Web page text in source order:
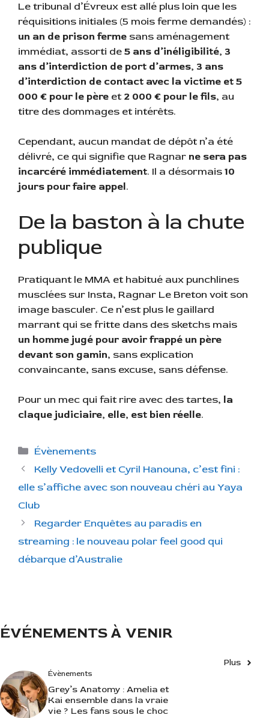
Le tribunal d’Évreux est allé plus loin que les
réquisitions initiales (5 mois ferme demandés) :
un an de prison ferme sans aménagement
immédiat, assorti de5 ans d’inéligibilité, 3
ans d’interdiction de port d’armes, 3 ans
d’interdiction de contact avec la victime et 5
000 € pour le père et 2 000 € pour le fils, au
titre des dommages et intérêts.
Cependant, aucun mandat de dépôt n’a été
délivré, ce qui signifie que Ragnar ne sera pas
incarcéré immédiatement. Il a désormais10
jours pour faire appel.
De la baston à la chute
publique
Pratiquant le MMA et habitué aux punchlines
musclées sur Insta, Ragnar Le Breton voit son
image basculer. Ce n’est plus le gaillard
marrant qui se fritte dans des sketchs mais
un homme jugé pour avoir frappé un père
devant son gamin, sans explication
convaincante, sans excuse, sans défense.
Pour un mec qui fait rire avec des tartes, la
claque judiciaire, elle, est bien réelle.
C
a
é
g
o
r
i
Évènements
Kelly Vedovelli et Cyril Hanouna, c’est fini :
elle s’affiche avec son nouveau chéri au Yaya
Club
Regarder Enquêtes au paradis en
streaming : le nouveau polar feel good qui
débarque d’Australie
ÉVÉNEMENTS À VENIR
Plus
Évènements
Grey’s Anatomy : Amelia et
Kai ensemble dans la vraie
vie ? Les fans sous le choc